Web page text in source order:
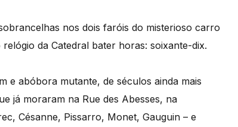
nos dois faróis do misterioso carro
da Catedral bater horas: soixante-dix.
e abóbora mutante, de séculos ainda mais
já moraram na Rue des Abesses, na
Césanne, Pissarro, Monet, Gauguin – e